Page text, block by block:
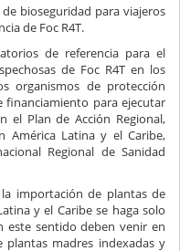
bioseguridad para viajeros
de Foc R4T.
de referencia para el
de FocR4Ten los
organismos de protección
financiamiento para ejecutar
el Plan de Acción Regional,
América Latina y el Caribe,
Regional de Sanidad
importación de plantas de
y el Caribe se haga solo
este sentido deben veniren
madres indexadas y